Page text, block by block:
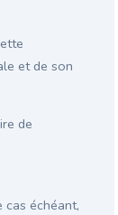
et de son
de
échéant,